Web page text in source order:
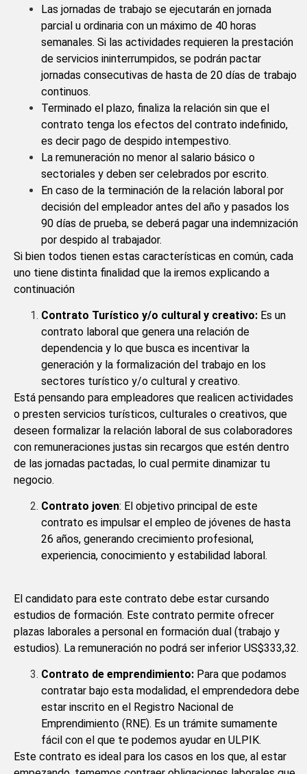
Las jornadas de trabajo se ejecutarán en jornada
parcial u ordinaria con un máximo de 40 horas
semanales. Si las actividades requieren la prestación
de servicios ininterrumpidos, se podrán pactar
jornadas consecutivas de hasta de 20 días de trabajo
continuos.
Terminado el plazo, finaliza la relación sin que el
contrato tenga los efectos del contrato indefinido,
es decir pago de despido intempestivo.
La remuneración no menor al salario básico o
sectoriales y deben ser celebrados por escrito.
En caso de la terminación de la relación laboral por
decisión del empleador antes del año y pasados los
90 días de prueba, se deberá pagar una indemnización
por despido al trabajador.
Si bien todos tienen estas características en común, cada
uno tiene distinta finalidad que la iremos explicando a
continuación
Contrato Turístico y/o cultural y creativo: Es un
contrato laboral que genera una relación de
dependencia y lo que busca es incentivar la
generación y la formalización del trabajo en los
sectores turístico y/o cultural y creativo.
Está pensando para empleadores que realicen actividades
o presten servicios turísticos, culturales o creativos, que
deseen formalizar la relación laboral de sus colaboradores
con remuneraciones justas sin recargos que estén dentro
de las jornadas pactadas, lo cual permite dinamizar tu
negocio.
Contrato joven: El objetivo principal de este
contrato es impulsar el empleo de jóvenes de hasta
26 años, generando crecimiento profesional,
experiencia, conocimiento y estabilidad laboral.
El candidato para este contrato debe estar cursando
estudios de formación. Este contrato permite ofrecer
plazas laborales a personal en formación dual (trabajo y
estudios). La remuneración no podrá ser inferior US$333,32.
Contrato de emprendimiento: Para que podamos
contratar bajo esta modalidad, el emprendedora debe
estar inscrito en el Registro Nacional de
Emprendimiento (RNE). Es un trámite sumamente
fácil con el que te podemos ayudar en ULPIK.
Este contrato es ideal para los casos en los que, al estar